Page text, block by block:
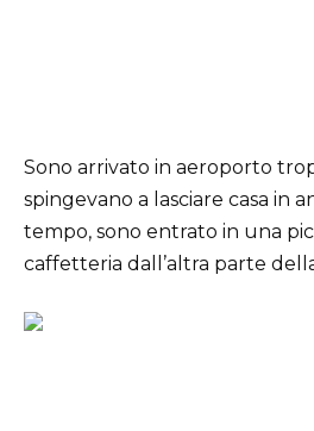
Sono arrivato in aeroporto
spingevano a lasciare casa in
tempo, sono entrato in una
caffetteria dall’altra parte